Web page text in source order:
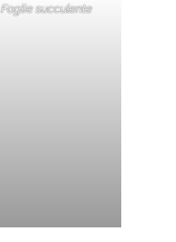
Foglie succulente